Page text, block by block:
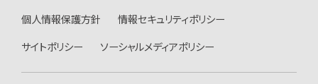
個人情報保護方針
情報セキュリティポリシー
サイトポリシー
ソーシャルメディアポリシー